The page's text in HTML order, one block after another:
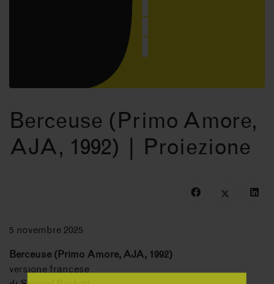
Berceuse (Primo Amore,
AJA, 1992) | Proiezione
5 novembre 2025
Berceuse (Primo Amore, AJA, 1992)
versione francese